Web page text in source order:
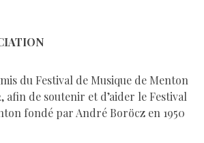
du Festival de Musique de Menton
afin de soutenir et d’aider le Festival
fondé par André Boröcz en 1950